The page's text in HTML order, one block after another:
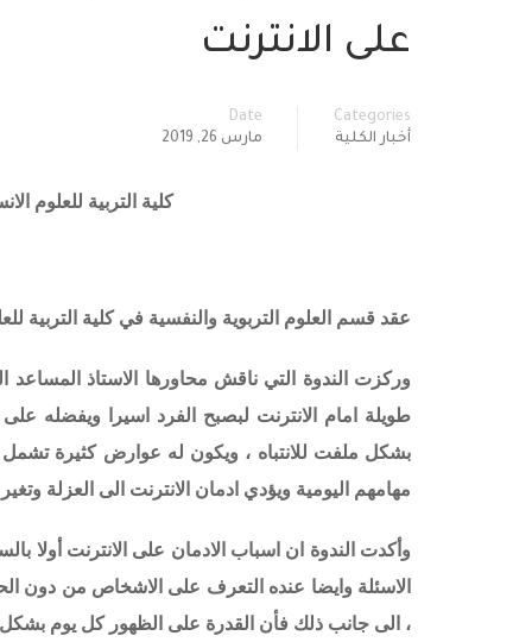
على الانترنت
Categories
أخبار الكلية
Date
مارس 26, 2019
كلية التربية للعلوم
عقد قسم العلوم التربوية والنفسية في كلية التربية
وركزت الندوة التي ناقش محاورها الاستاذ
طويلة امام الانترنت لبصبح الفرد اسيرا ويفضله على
بشكل ملفت للانتباه ، ويكون له عوارض كثيرة
مهامهم اليومية ويؤدي ادمان الانترنت الى العزلة
وأكدت الندوة ان اسباب الادمان على الانترنت أولا
الاسئلة وايضا عنده التعرف على الاشخاص من دون
، الى جانب ذلك فأن القدرة على الظهور كل يوم